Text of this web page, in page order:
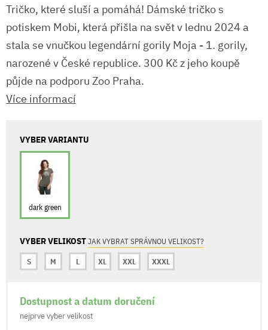
Tričko, které sluší a pomáhá! Dámské tričko s
potiskem Mobi, která přišla na svět v lednu 2024 a
stala se vnučkou legendární gorily Moja - 1. gorily,
narozené v České republice. 300 Kč z jeho koupě
půjde na podporu Zoo Praha.
Více informací
VYBER VARIANTU
dark green
VYBER VELIKOSTJAK VYBRAT SPRÁVNOU VELIKOST?
S
M L XL XXL XXXL
Dostupnost a datum doručení
nejprve vyber velikost